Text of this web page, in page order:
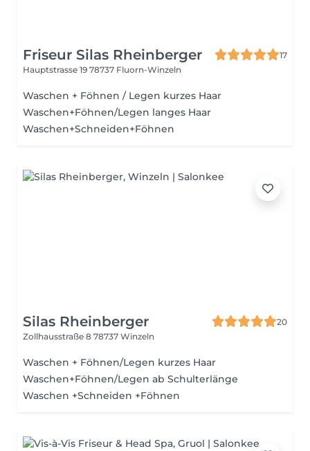
Friseur Silas Rheinberger
17
Hauptstrasse 19 78737 Fluorn-Winzeln
Waschen + Föhnen / Legen kurzes Haar
Waschen+Föhnen/Legen langes Haar
Waschen+Schneiden+Föhnen
Silas Rheinberger
20
Zollhausstraße 8 78737 Winzeln
Waschen + Föhnen/Legen kurzes Haar
Waschen+Föhnen/Legen ab Schulterlänge
Waschen +Schneiden +Föhnen